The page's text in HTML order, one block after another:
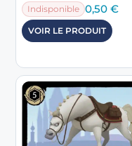
Indisponible 0,50€
VOIR LE PRODUIT